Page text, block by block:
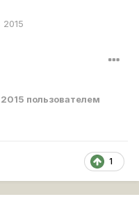
пользователем
1